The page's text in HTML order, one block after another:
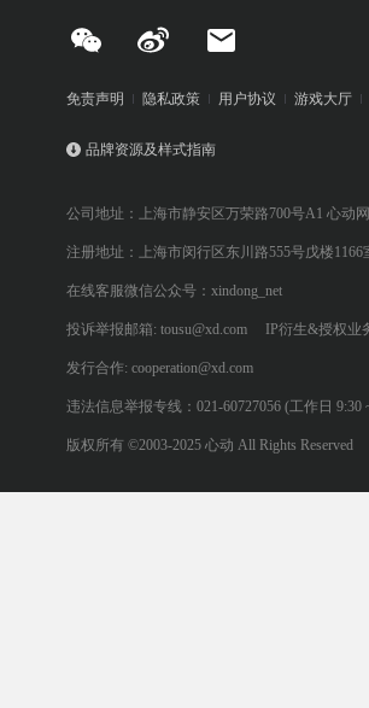
免责声明 隐私政策 用户协议 游戏大厅
品牌资源及样式指南
公司地址：上海市静安区万荣路700号A1 心动
注册地址：上海市闵行区东川路555号戊楼1166
在线客服微信公众号：xindong_net
投诉举报邮箱: tousu@xd.com IP衍生&授权业
发行合作: cooperation@xd.com
违法信息举报专线：021-60727056 (工作日 9:30
版权所有 ©2003-2025 心动 All Rights Reserved